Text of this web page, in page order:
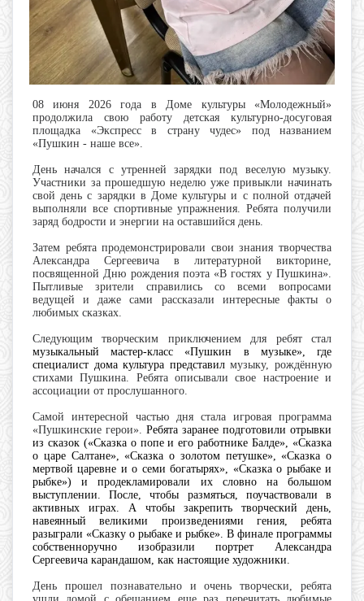
08 июня 2026 года
в Доме культуры «Молодежный»
продолжила свою работу детская культурно-досуговая
площадка «Экспресс в страну чудес»
под названием
«Пушкин - наше все».
День начался с утренней зарядки под веселую музыку.
Участники за прошедшую неделю уже привыкли начинать
свой день с зарядки в Доме культуры и с полной отдачей
выполняли все спортивные упражнения. Ребята получили
заряд бодрости и энергии на оставшийся день.
Затем ребята продемонстрировали свои знания творчества
Александра Сергеевича в литературной викторине,
посвященной Дню рождения поэта «В гостях у Пушкина».
Пытливые зрители справились со всеми вопросами
ведущей и даже сами рассказали интересные факты о
любимых сказках.
Следующим творческим приключением для ребят стал
музыкальный мастер-класс «Пушкин в музыке», где
специалист дома культура представилмузыку, рождённую
стихами Пушкина. Ребята описывали свое настроение и
ассоциации от прослушанного.
Самой интересной частью дня стала игровая программа
«Пушкинские герои». Ребята заранее подготовили отрывки
из сказок («Сказка о попе и его работнике Балде», «Сказка
о царе Салтане», «Сказка о золотом петушке», «Сказка о
мертвой царевне и о семи богатырях», «Сказка о рыбаке и
рыбке») и продекламировали их словно на большом
выступлении. После, чтобы размяться, поучаствовали в
активных играх. А чтобы закрепить творческий день,
навеянный великими произведениями гения, ребята
разыграли «Сказку о рыбаке и рыбке». В финале программы
собственноручно изобразили портрет Александра
Сергеевича карандашом, как настоящие художники.
День прошел познавательно и очень творчески, ребята